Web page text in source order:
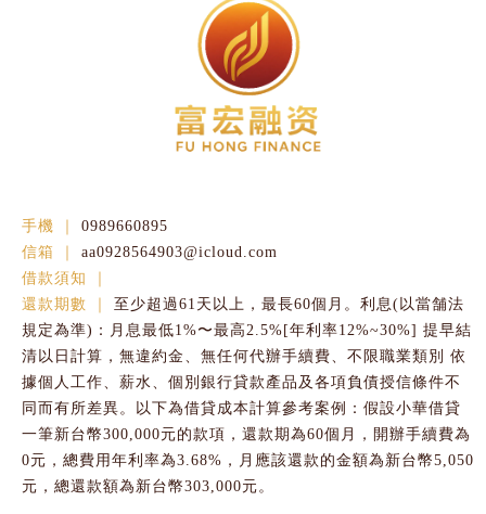
0989660895
aa0928564903@icloud.com
至少超過61天以上，最長60個月。利息(以當舗法
規定為準)：月息最低1%〜最高2.5%[年利率12%~30%] 提早結
清以日計算，無違約金、無任何代辦手續費、不限職業類別 依
據個人工作、薪水、個別銀行貸款產品及各項負債授信條件不
同而有所差異。以下為借貸成本計算參考案例：假設小華借貸
一筆新台幣300,000元的款項，還款期為60個月，開辦手續費為
0元，總費用年利率為3.68%，月應該還款的金額為新台幣5,050
元，總還款額為新台幣303,000元。